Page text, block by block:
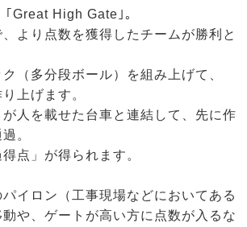
Great High Gate｣。
より点数を獲得したチームが勝利と
（多分段ボール）を組み上げて、
上げます。
人を載せた台車と連結して、先に作
。
点」が得られます。
イロン（工事現場などにおいてある
や、ゲートが高い方に点数が入るな